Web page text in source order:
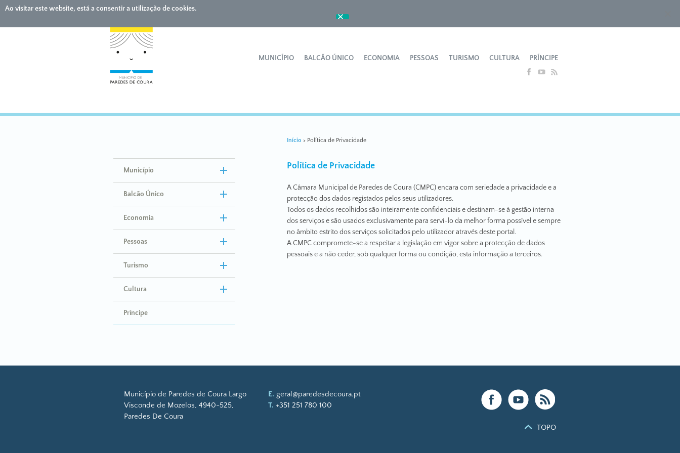
MUNICÍPIO BALCÃO ÚNICO ECONOMIA PESSOAS TURISMO CULTURA PRÍNCIPE
Município
Balcão Único
Economia
Pessoas
Turismo
Cultura
Príncipe
Início > Política de Privacidade
Política de Privacidade
A Câmara Municipal de Paredes de Coura (CMPC) encara com seriedade a privacidade e a
protecção dos dados registados pelos seus utilizadores.
Todos os dados recolhidos são inteiramente confidenciais e destinam-se à gestão interna
dos serviços e são usados exclusivamente para servi-lo da melhor forma possível e sempre
no âmbito estrito dos serviços solicitados pelo utilizador através deste portal.
A CMPC compromete-se a respeitar a legislação em vigor sobre a protecção de dados
pessoais e a não ceder, sob qualquer forma ou condição, esta informação a terceiros.
Município de Paredes de Coura Largo
Visconde de Mozelos, 4940-525,
Paredes De Coura
E. geral@paredesdecoura.pt
T. +351 251 780 100
TOPO
Ao visitar este website, está a consentir a utilização de cookies.
Ok